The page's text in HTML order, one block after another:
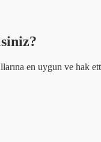
en uygun ve hak